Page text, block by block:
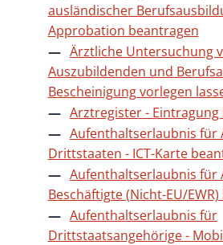
ausländischer
Approbation beantragen
Ärztliche Untersuchung
Auszubildenden und
Bescheinigung vorlegen
Arztregister -
Aufenthaltserlaubnis für
Drittstaaten - ICT-Karte
Aufenthaltserlaubnis für
Beschäftigte (Nicht-EU/
Aufenthaltserlaubnis für
Drittstaatsangehörige -